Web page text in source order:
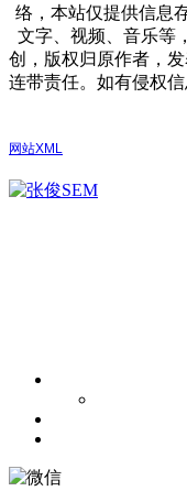
络，本站仅提供信息
文字、视频、音乐等
创，版权归原作者，
连带责任。如有侵权
网站XML